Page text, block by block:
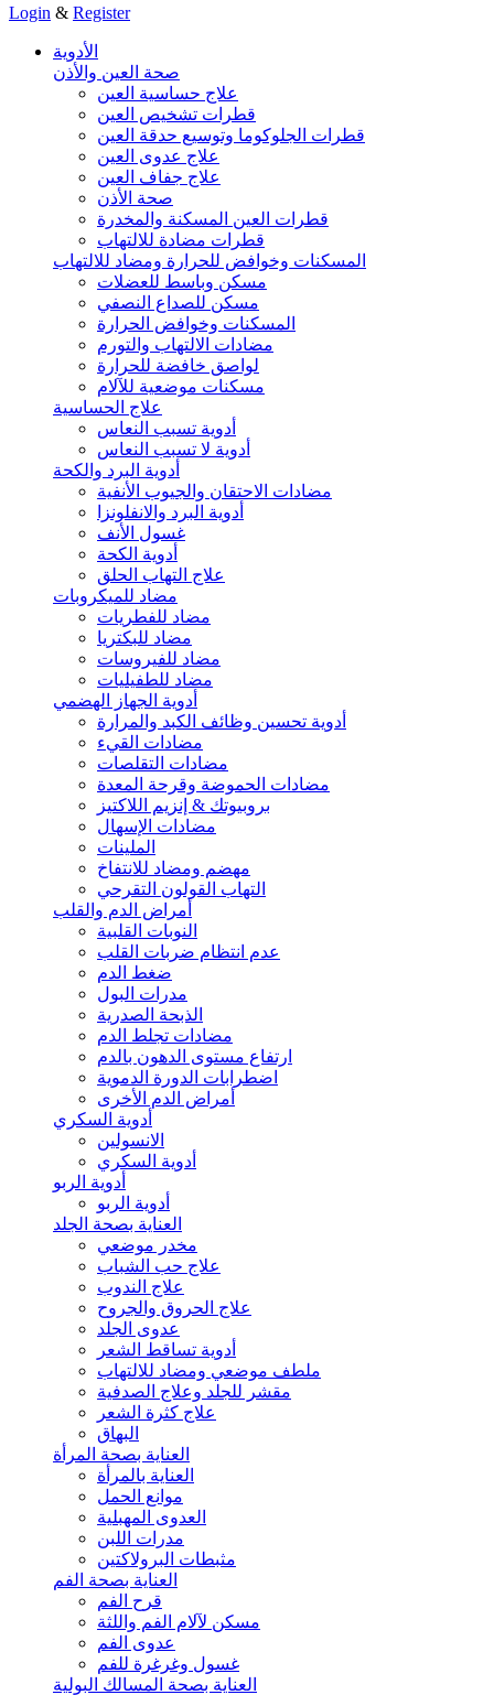
Login & Register
الأدوية
صحة العين والأذن
علاج حساسية العين
قطرات تشخيص العين
قطرات الجلوكوما وتوسيع حدقة العين
علاج عدوى العين
علاج جفاف العين
صحة الأذن
قطرات العين المسكنة والمخدرة
قطرات مضادة للالتهاب
المسكنات وخوافض للحرارة ومضاد للالتهاب
مسكن وباسط للعضلات
مسكن للصداع النصفي
المسكنات وخوافض الحرارة
مضادات الالتهاب والتورم
لواصق خافضة للحرارة
مسكنات موضعية للآلام
علاج الحساسية
أدوية تسبب النعاس
أدوية لا تسبب النعاس
أدوية البرد والكحة
مضادات الاحتقان والجيوب الأنفية
أدوية البرد والانفلونزا
غسول الأنف
أدوية الكحة
علاج التهاب الحلق
مضاد للميكروبات
مضاد للفطريات
مضاد للبكتريا
مضاد للفيروسات
مضاد للطفيليات
أدوية الجهاز الهضمي
أدوية تحسين وظائف الكبد والمرارة
مضادات القيء
مضادات التقلصات
مضادات الحموضة وقرحة المعدة
بروبيوتك & إنزيم اللاكتيز
مضادات الإسهال
الملينات
مهضم ومضاد للانتفاخ
التهاب القولون التقرحي
أمراض الدم والقلب
النوبات القلبية
عدم انتظام ضربات القلب
ضغط الدم
مدرات البول
الذبحة الصدرية
مضادات تجلط الدم
ارتفاع مستوى الدهون بالدم
اضطرابات الدورة الدموية
أمراض الدم الأخرى
أدوية السكري
الانسولين
أدوية السكري
أدوية الربو
أدوية الربو
العناية بصحة الجلد
مخدر موضعي
علاج حب الشباب
علاج الندوب
علاج الحروق والجروح
عدوى الجلد
أدوية تساقط الشعر
ملطف موضعي ومضاد للالتهاب
مقشر للجلد وعلاج الصدفية
علاج كثرة الشعر
البهاق
العناية بصحة المرأة
العناية بالمرأة
موانع الحمل
العدوى المهبلية
مدرات اللبن
مثبطات البرولاكتين
العناية بصحة الفم
قرح الفم
مسكن لآلام الفم واللثة
عدوى الفم
غسول وغرغرة للفم
العناية بصحة المسالك البولية